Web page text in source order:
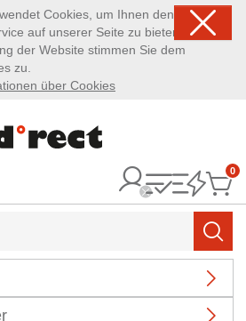
Cookies, um Ihnen den
auf unserer Seite zu bieten.
der Website stimmen Sie dem
zu.
über Cookies
0